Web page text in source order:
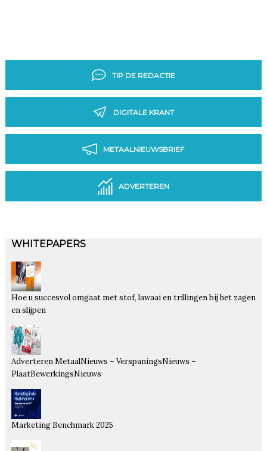
TIP DE REDACTIE
DIGITALE KRANT
METAALNIEUWSBRIEF
ADVERTEREN
WHITEPAPERS
Hoe u succesvol omgaat met stof, lawaai en trillingen bij het zagen
en slijpen
Adverteren MetaalNieuws – VerspaningsNieuws –
PlaatBewerkingsNieuws
Marketing Benchmark 2025